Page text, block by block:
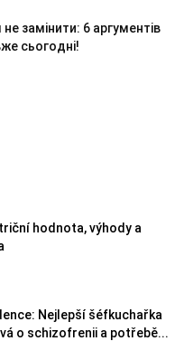
не замінити: 6 аргументів
сьогодні!
hodnota, výhody a
Nejlepší šéfkuchařka
o schizofrenii a potřebě...